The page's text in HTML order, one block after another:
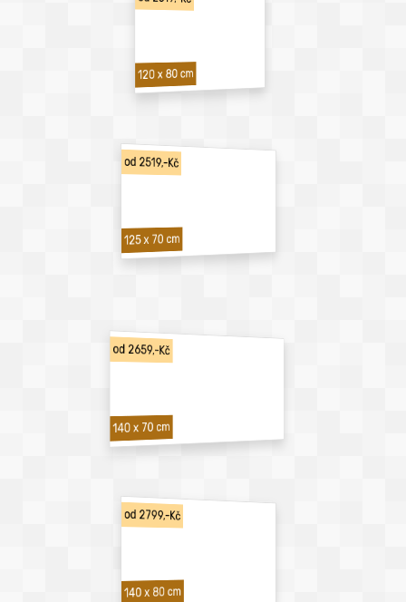
120 x 80 cm
od 2519,-Kč
125 x 70 cm
od 2659,-Kč
140 x 70 cm
od 2799,-Kč
140 x 80 cm